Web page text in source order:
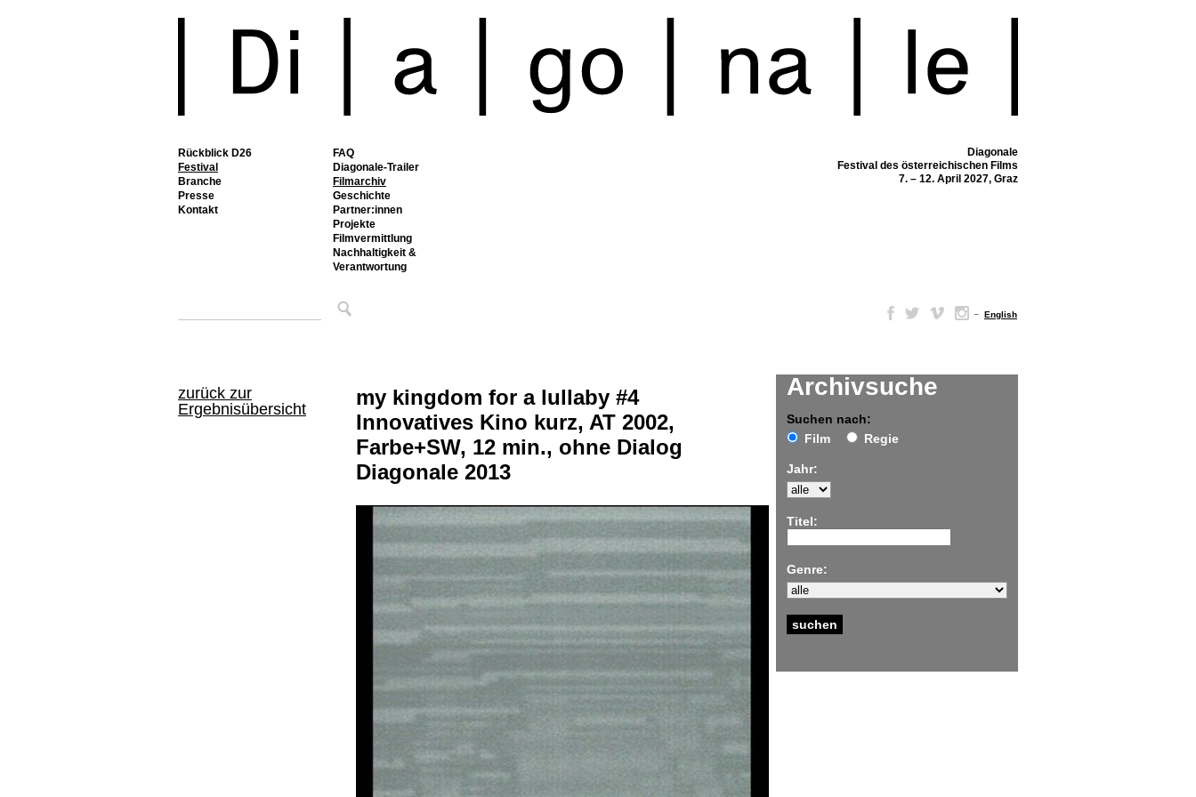
Rückblick D26
Festival
FAQ
Diagonale-Trailer
Filmarchiv
Geschichte
Partner:innen
Projekte
Filmvermittlung
Nachhaltigkeit &
Verantwortung
Branche
Presse
Kontakt
Diagonale
Festival des österreichischen Films
7. – 12. April 2027, Graz
– English
zurück zur
Ergebnisübersicht
Archivsuche
Suchen nach:
Film
Regie
Jahr:
Titel:
Genre:
my kingdom for a lullaby #4
Innovatives Kino kurz, AT 2002,
Farbe+SW, 12 min., ohne Dialog
Diagonale 2013